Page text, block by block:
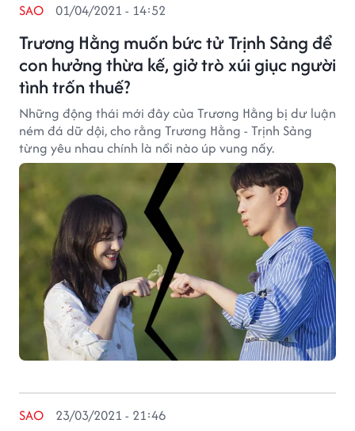
Trương Hằng muốn bức tử Trịnh Sảng để
con hưởng thừa kế, giở trò xúi giục người
tình trốn thuế?
SAO 01/04/2021 - 14:52
Những động thái mới đây của Trương Hằng bị dư luận
ném đá dữ dội, cho rằng Trương Hằng - Trịnh Sảng
từng yêu nhau chính là nồi nào úp vung nấy.
SAO 23/03/2021 - 21:46